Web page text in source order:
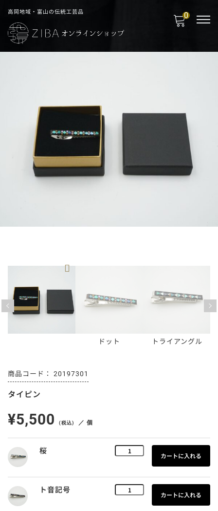
高岡地域・富山の伝統工芸品 0
Previous
ドット トライアングル
タイピン
20197301
¥5,500 (税込) ／ 個
桜
ト音記号